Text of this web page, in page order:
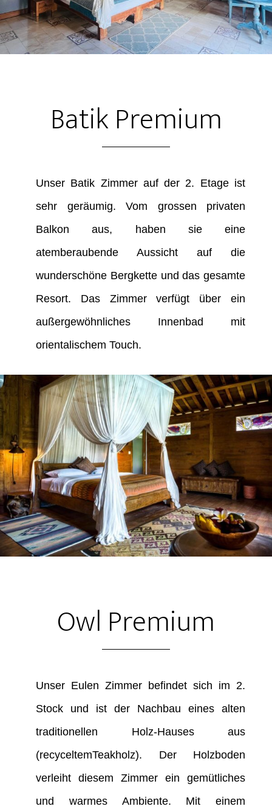
Batik Premium
Unser Batik Zimmer auf der 2. Etage ist
sehr geräumig. Vom grossen privaten
Balkon aus, haben sie eine
atemberaubende Aussicht auf die
wunderschöne Bergkette und das gesamte
Resort. Das Zimmer verfügt über ein
außergewöhnliches Innenbad mit
orientalischem Touch.
Owl Premium
Unser Eulen Zimmer befindet sich im 2.
Stock und ist der Nachbau eines alten
traditionellen Holz-Hauses aus
(recyceltemTeakholz). Der Holzboden
verleiht diesem Zimmer ein gemütliches
und warmes Ambiente. Mit einem